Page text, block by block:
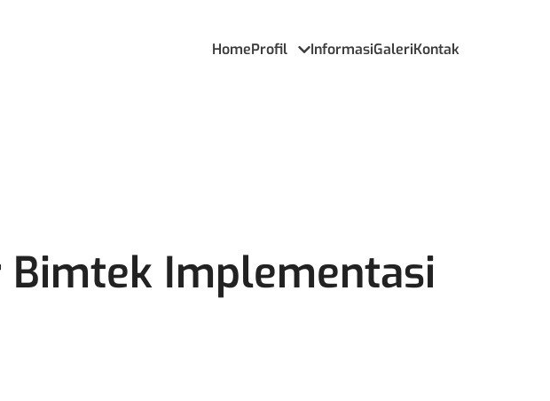
HomeProfil InformasiGaleriKontak
Bimtek Implementasi